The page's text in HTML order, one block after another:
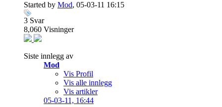
Started by Mod, 05-03-11 16:15
3 Svar
8,060 Visninger
Siste innlegg av
Mod
Vis Profil
Vis alle innlegg
Vis artikler
05-03-11, 16:44